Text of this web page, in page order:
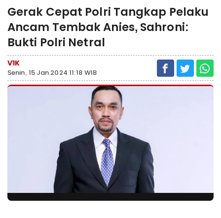
Gerak Cepat Polri Tangkap Pelaku
Ancam Tembak Anies, Sahroni:
Bukti Polri Netral
V1K
Senin, 15 Jan 2024 11:18 WIB